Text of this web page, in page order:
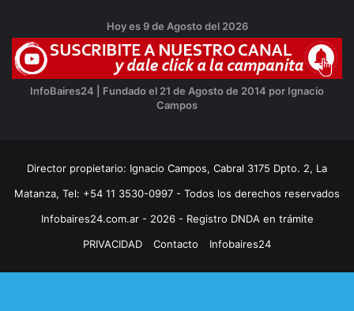
Hoy es 9 de Agosto del 2026
InfoBaires24 | Fundado el 21 de Agosto de 2014 por Ignacio
Campos
Director propietario: Ignacio Campos, Cabral 3175 Dpto. 2, La
Matanza, Tel: +54 11 3530-0997 - Todos los derechos reservados
Infobaires24.com.ar - 2026 - Registro DNDA en trámite
PRIVACIDAD
Contacto Infobaires24